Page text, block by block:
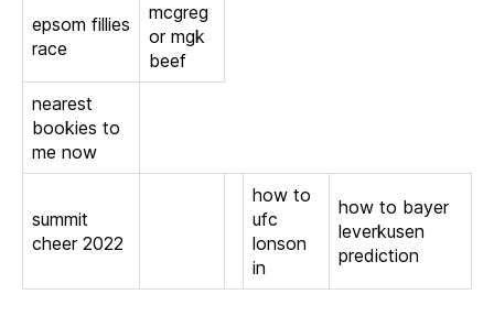
epsom fillies
race
mcgreg
or mgk
beef
nearest
bookies to
me now
summit
cheer 2022
how to
ufc
lonson
in
how to bayer
leverkusen
prediction